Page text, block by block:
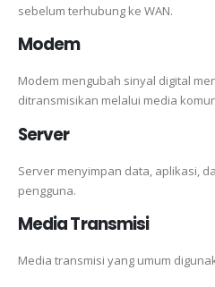
sebelum terhubung ke WAN.
Modem
Modem mengubah sinyal digital
ditransmisikan melalui media
Server
Server menyimpan data, aplikasi,
pengguna.
Media Transmisi
Media transmisi yang umum